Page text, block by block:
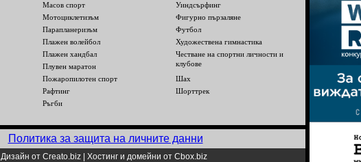
Масов спорт
Мотоциклетизъм
Парапланеризъм
Плажен волейбол
Плажен хандбал
Плувен маратон
Пожаропилотен спорт
Рафтинг
Ръгби
Уиндсърфинг
Фигурно пързаляне
Футбол
Художествена гимнастика
Честване на спортни личности и
клубове
Шах
Шорттрек
Политика за защита на личните данни
Дизайн от Creato.biz Хостинг и домейни от Cbox.biz